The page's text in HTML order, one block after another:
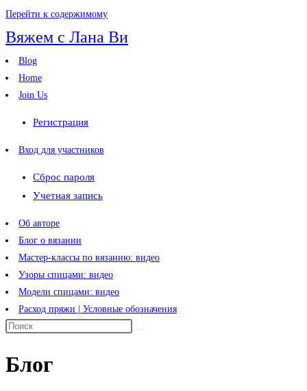
Перейти к содержимому
Вяжем с Лана Ви
Blog
Home
Join Us
Регистрация
Вход для участников
Сброс пароля
Учетная запись
Об авторе
Блог о вязании
Мастер-классы по вязанию: видео
Узоры спицами: видео
Модели спицами: видео
Расход пряжи | Условные обозначения
Блог